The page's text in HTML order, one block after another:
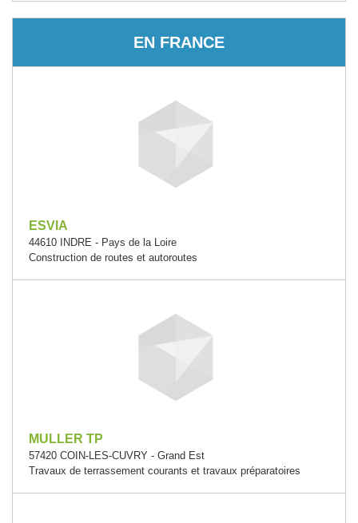
EN FRANCE
ESVIA
44610 INDRE - Pays de la Loire
Construction de routes et autoroutes
MULLER TP
57420 COIN-LES-CUVRY - Grand Est
Travaux de terrassement courants et travaux préparatoires